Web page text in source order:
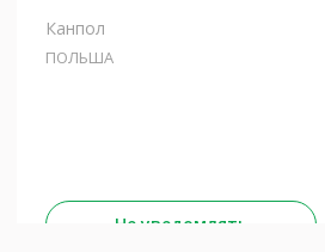
Канпол
ПОЛЬША
Не уведомлять